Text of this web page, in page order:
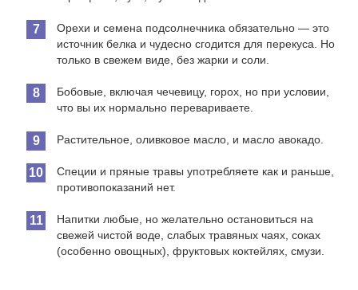
Орехи и семена подсолнечника обязательно — это
источник белка и чудесно сгодится для перекуса. Но
только в свежем виде, без жарки и соли.
Бобовые, включая чечевицу, горох, но при условии,
что вы их нормально перевариваете.
Растительное, оливковое масло, и масло авокадо.
Специи и пряные травы употребляете как и раньше,
противопоказаний нет.
Напитки любые, но желательно остановиться на
свежей чистой воде, слабых травяных чаях, соках
(особенно овощных), фруктовых коктейлях, смузи.